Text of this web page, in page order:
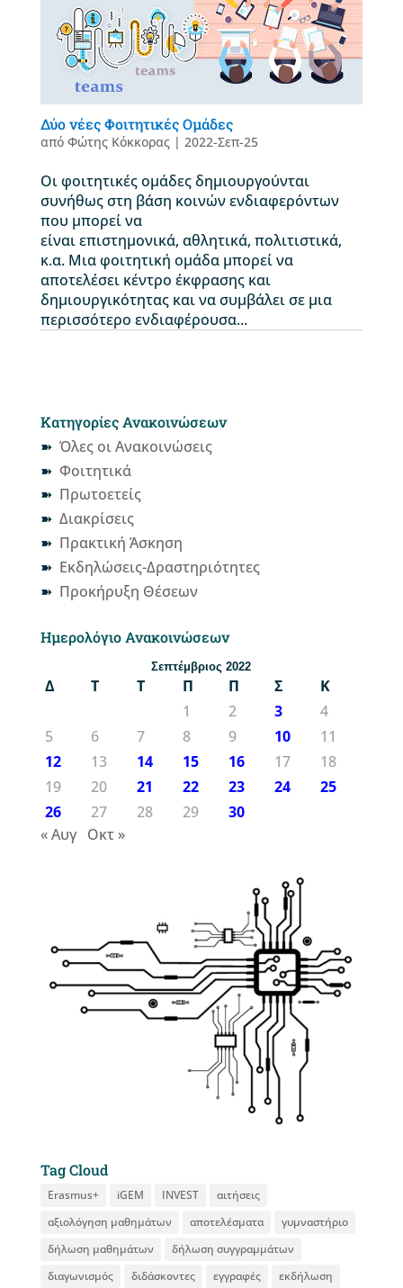
Δύο νέες Φοιτητικές Ομάδες
από Φώτης Κόκκορας| 2022-Σεπ-25
Οι φοιτητικές ομάδες δημιουργούνται
συνήθως στη βάση κοινών ενδιαφερόντων
που μπορεί να
είναι επιστημονικά, αθλητικά, πολιτιστικά,
κ.α. Μια φοιτητική ομάδα μπορεί να
αποτελέσει κέντρο έκφρασης και
δημιουργικότητας και να συμβάλει σε μια
περισσότερο ενδιαφέρουσα...
Κατηγορίες Ανακοινώσεων
Όλες οι Ανακοινώσεις
Φοιτητικά
Πρωτοετείς
Διακρίσεις
Πρακτική Άσκηση
Εκδηλώσεις-Δραστηριότητες
Προκήρυξη Θέσεων
Ημερολόγιο Ανακοινώσεων
Σεπτέμβριος 2022
Δ Τ Τ Π Π Σ
Κ
1
2 3
4
5
6 7 8 9 10
11
12
13 14 15 16 17
18
19
20 21 22 23 24
25
26
27 28 29
30
« Αυγ
Οκτ »
Tag Cloud
Erasmus+ iGEM INVEST
αιτήσεις
αξιολόγηση μαθημάτων
αποτελέσματα
γυμναστήριο
δήλωση μαθημάτων
δήλωση συγγραμμάτων
διαγωνισμός
διδάσκοντες εγγραφές
εκδήλωση